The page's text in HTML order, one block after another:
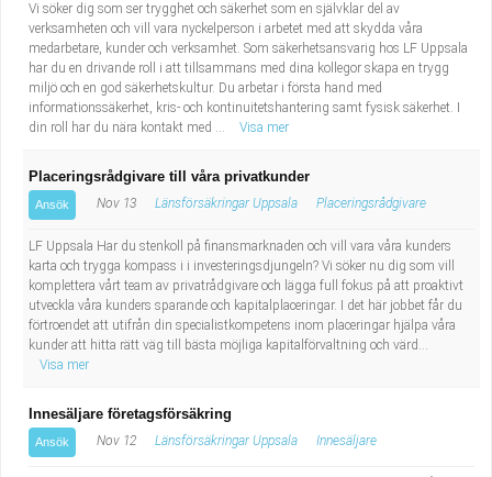
Vi söker dig som ser trygghet och säkerhet som en självklar del av
verksamheten och vill vara nyckelperson i arbetet med att skydda våra
medarbetare, kunder och verksamhet. Som säkerhetsansvarig hos LF Uppsala
har du en drivande roll i att tillsammans med dina kollegor skapa en trygg
miljö och en god säkerhetskultur. Du arbetar i första hand med
informationssäkerhet, kris- och kontinuitetshantering samt fysisk säkerhet. I
din roll har du nära kontakt med ...
Visa mer
Placeringsrådgivare till våra privatkunder
Ansök Nov 13 Länsförsäkringar Uppsala Placeringsrådgivare
LF Uppsala Har du stenkoll på finansmarknaden och vill vara våra kunders
karta och trygga kompass i i investeringsdjungeln? Vi söker nu dig som vill
komplettera vårt team av privatrådgivare och lägga full fokus på att proaktivt
utveckla våra kunders sparande och kapitalplaceringar. I det här jobbet får du
förtroendet att utifrån din specialistkompetens inom placeringar hjälpa våra
kunder att hitta rätt väg till bästa möjliga kapitalförvaltning och värd...
Visa mer
Innesäljare företagsförsäkring
Ansök Nov 12 Länsförsäkringar Uppsala Innesäljare